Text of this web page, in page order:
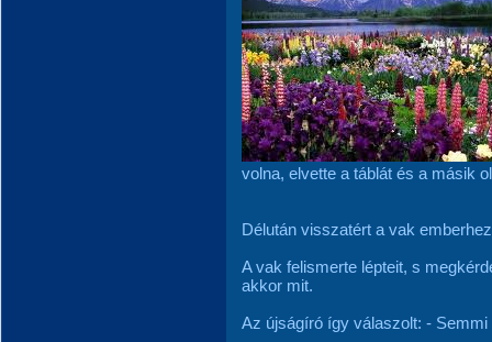
volna, elvette a táblát és a másik
Délután visszatért a vak
A vak felismerte lépteit, s
akkor mit.
Az újságíró így válaszolt: -